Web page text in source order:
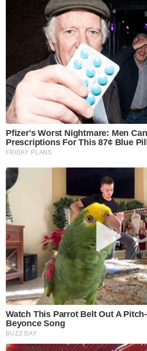
Berita Telus & Tulus menerusi E-
Muat turun aplikasi Sinar
Macau Scam
Mohd Wazir Mohd Yusof
Sarjan Siva
Pegawai LHDN
Artikel
Semasa